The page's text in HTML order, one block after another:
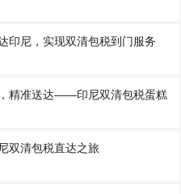
印尼，实现双清包税到门服务
精准送达——印尼双清包税蛋糕
双清包税直达之旅